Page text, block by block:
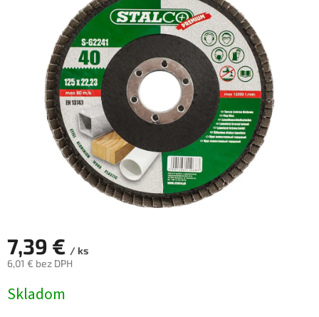
hvězdiček.
7,39 € / ks
6,01 € bez DPH
cena:
Skladom